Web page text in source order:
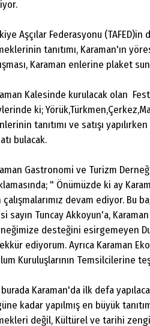
Aşçılar Federasyonu (TAFED)in
tanıtımı, Karaman'ın
Karaman enlerine plaket
Kalesinde kurulacak olan
ki;
tanıtımı ve satışı
bulacak.
Gastronomi ve Turizm
" Önümüzde ki ay
çalışmalarımız devam ediyor. Bu
sayın Tuncay Akkoyun'a,
desteğini esirgemeyen
ediyorum. Ayrıca Karaman
Kuruluşlarının Temsilcilerine
Karaman'da ilk defa
kadar yapılmış en büyük
değil, Kültürel ve tarihi